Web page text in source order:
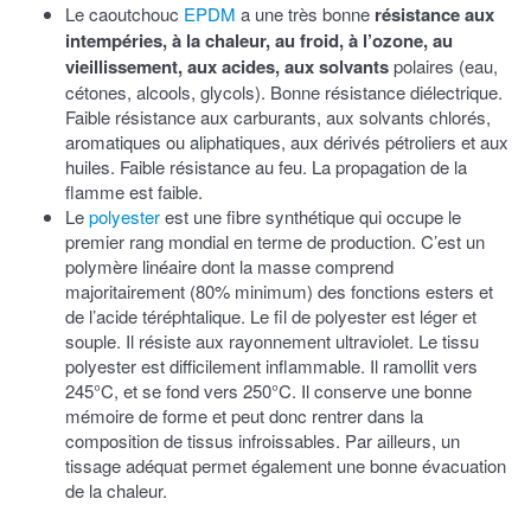
Le caoutchouc EPDM a une très bonne résistance aux
intempéries, à la chaleur, au froid, à l’ozone, au
vieillissement, aux acides, aux solvantspolaires (eau,
cétones, alcools, glycols). Bonne résistance diélectrique.
Faible résistance aux carburants, aux solvants chlorés,
aromatiques ou aliphatiques, aux dérivés pétroliers et aux
huiles. Faible résistance au feu. La propagation de la
flamme est faible.
Lepolyesterest une fibre synthétique qui occupe le
premier rang mondial en terme de production. C’est un
polymère linéaire dont la masse comprend
majoritairement (80% minimum) des fonctions esters et
de l’acide téréphtalique. Le fil de polyester est léger et
souple. Il résiste aux rayonnement ultraviolet. Le tissu
polyester est difficilement inflammable. Il ramollit vers
245°C, et se fond vers 250°C. Il conserve une bonne
mémoire de forme et peut donc rentrer dans la
composition de tissus infroissables. Par ailleurs, un
tissage adéquat permet également une bonne évacuation
de la chaleur.